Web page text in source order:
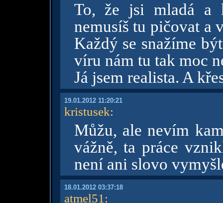
To, že jsi mladá a
nemusíš tu pičovat a
Každý se snažíme
víru nám tu tak moc
Já jsem realista. A
19.01.2012 11:20:21
kristusek:
Můžu, ale nevím
vážně, ta práce
není ani slovo
18.01.2012 03:37:18
atmel51 :